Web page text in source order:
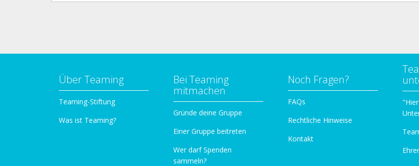
Über Teaming
Teaming-Stiftung
Was ist Teaming?
Bei Teaming
mitmachen
Gründe deine Gruppe
Einer Gruppe beitreten
Wer darf Spenden
sammeln?
Noch Fragen?
FAQs
Rechtliche Hinweise
Kontakt